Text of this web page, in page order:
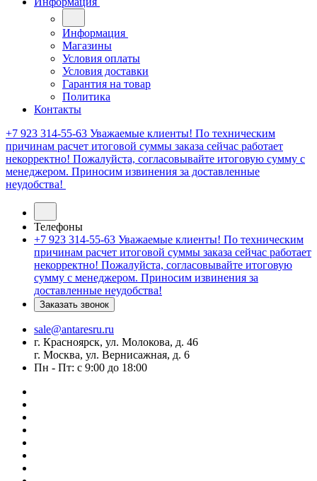
Информация
Магазины
Условия оплаты
Условия доставки
Гарантия на товар
Политика
Контакты
+7 923 314-55-63 Уважаемые клиенты! По техническим
причинам расчет итоговой суммы заказа сейчас работает
некорректно! Пожалуйста, согласовывайте итоговую сумму с
менеджером. Приносим извинения за доставленные
неудобства!
Телефоны
+7 923 314-55-63 Уважаемые клиенты! По техническим
причинам расчет итоговой суммы заказа сейчас работает
некорректно! Пожалуйста, согласовывайте итоговую
сумму с менеджером. Приносим извинения за
доставленные неудобства!
Заказать звонок
sale@antaresru.ru
г. Красноярск, ул. Молокова, д. 46
г. Москва, ул. Вернисажная, д. 6
Пн - Пт: с 9:00 до 18:00